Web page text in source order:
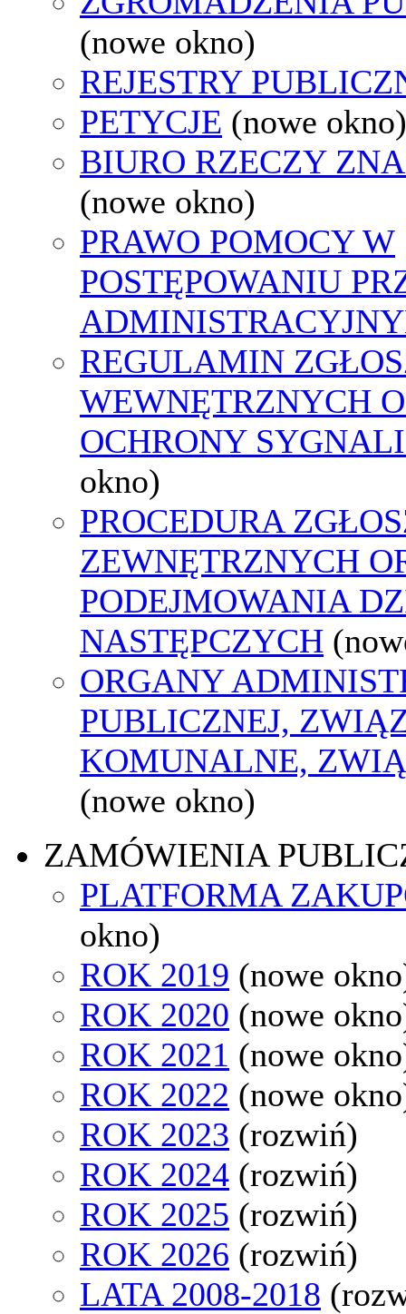
(nowe okno)
REJESTRY
PETYCJE (nowe okno)
BIURO RZECZY
(nowe okno)
PRAWO POMOCY W
POSTĘPOWANIU
REGULAMIN
WEWNĘTRZNYCH
OCHRONY
okno)
PROCEDURA
ZEWNĘTRZNYCH
PODEJMOWANIA
NASTĘPCZYCH
ORGANY
PUBLICZNEJ,
KOMUNALNE,
(nowe okno)
ZAMÓWIENIA
PLATFORMA
okno)
ROK 2019 (nowe
ROK 2020 (nowe
ROK 2021 (nowe
ROK 2022 (nowe
ROK 2023 (rozwiń)
ROK 2024 (rozwiń)
ROK 2025 (rozwiń)
ROK 2026 (rozwiń)
LATA 2008-2018